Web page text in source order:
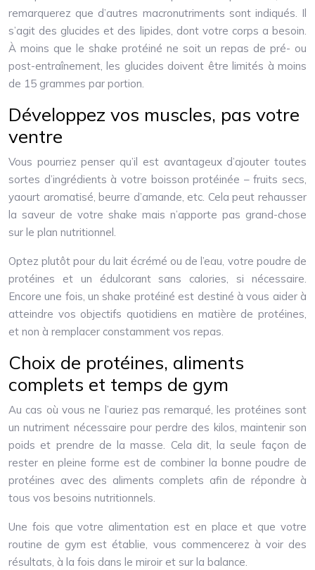
remarquerez que d’autres macronutriments sont indiqués. Il
s’agit des glucides et des lipides, dont votre corps a besoin.
À moins que le shake protéiné ne soit un repas de pré- ou
post-entraînement, les glucides doivent être limités à moins
de 15 grammes par portion.
Développez vos muscles, pas votre
ventre
Vous pourriez penser qu’il est avantageux d’ajouter toutes
sortes d’ingrédients à votre boisson protéinée – fruits secs,
yaourt aromatisé, beurre d’amande, etc. Cela peut rehausser
la saveur de votre shake mais n’apporte pas grand-chose
sur le plan nutritionnel.
Optez plutôt pour du lait écrémé ou de l’eau, votre poudre de
protéines et un édulcorant sans calories, si nécessaire.
Encore une fois, un shake protéiné est destiné à vous aider à
atteindre vos objectifs quotidiens en matière de protéines,
et non à remplacer constamment vos repas.
Choix de protéines, aliments
complets et temps de gym
Au cas où vous ne l’auriez pas remarqué, les protéines sont
un nutriment nécessaire pour perdre des kilos, maintenir son
poids et prendre de la masse. Cela dit, la seule façon de
rester en pleine forme est de combiner la bonne poudre de
protéines avec des aliments complets afin de répondre à
tous vos besoins nutritionnels.
Une fois que votre alimentation est en place et que votre
routine de gym est établie, vous commencerez à voir des
résultats, à la fois dans le miroir et sur la balance.